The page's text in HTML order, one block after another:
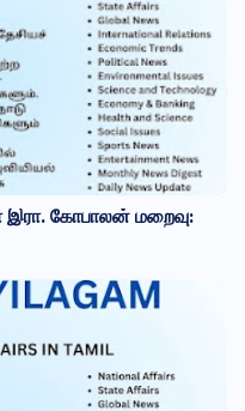
இரா. கோபாலன் மறைவு: